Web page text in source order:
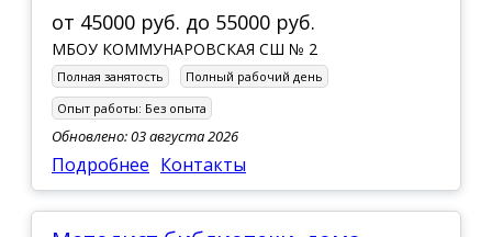
от 45000 руб. до 55000 руб.
МБОУ КОММУНАРОВСКАЯ СШ № 2
Полная занятость
Полный рабочий день
Опыт работы: Без опыта
Обновлено: 03 августа 2026
Подробнее Контакты